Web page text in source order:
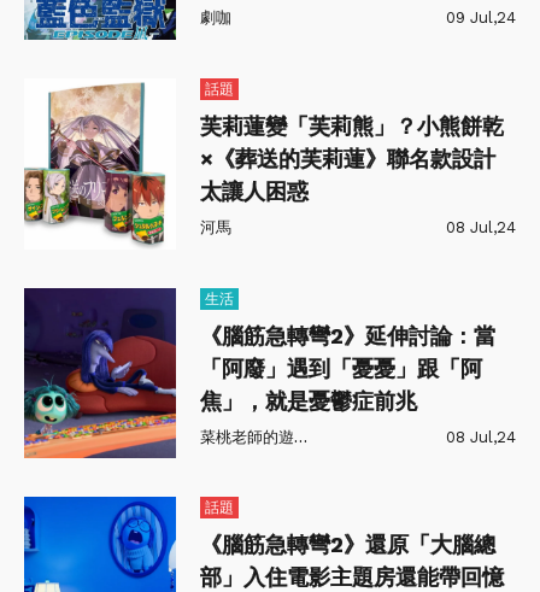
誕生的瞬間！
劇咖 09 Jul,24
話題
芙莉蓮變「芙莉熊」？小熊餅乾
×《葬送的芙莉蓮》聯名款設計
太讓人困惑
河馬 08 Jul,24
生活
《腦筋急轉彎2》延伸討論：當
「阿廢」遇到「憂憂」跟「阿
焦」，就是憂鬱症前兆
菜桃老師的遊聊室 08 Jul,24
話題
《腦筋急轉彎2》還原「大腦總
部」入住電影主題房還能帶回憶